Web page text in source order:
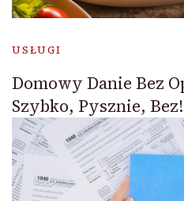
USŁUGI
Domowy Danie Bez
Szybko, Pysznie, Bez!